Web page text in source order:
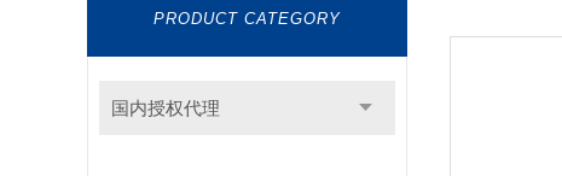
PRODUCT CATEGORY
国内授权代理